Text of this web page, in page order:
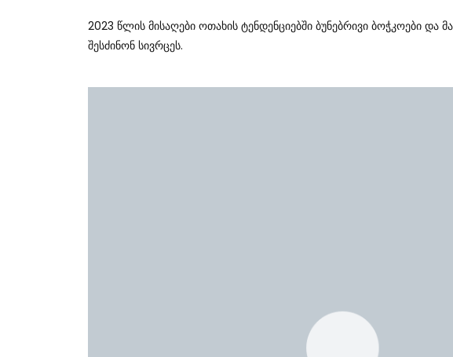
2023 Წლის Მისაღები Ოთახის Ტენდენციებში Ბუნებრივი Ბოჭკოები
Შესძინონ Სივრცეს.